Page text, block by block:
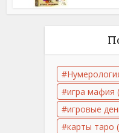
игра мафия
игровые
карты таро